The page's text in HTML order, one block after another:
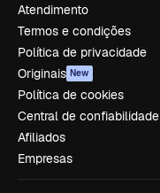
Atendimento
Termos e condições
Política de privacidade
Originais New
Política de cookies
Central de confiabilidade
Afiliados
Empresas